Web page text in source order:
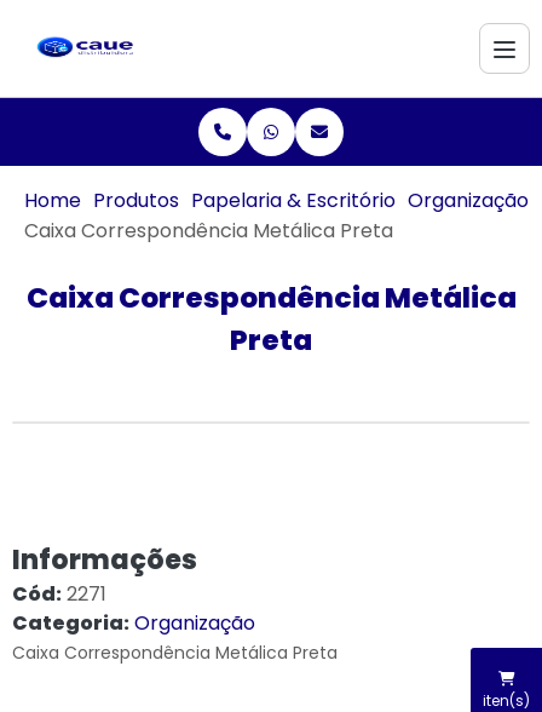
iten(s)
Home Produtos Papelaria & Escritório Organização
Caixa Correspondência Metálica Preta
Caixa Correspondência Metálica
Preta
Informações
Cód:2271
Categoria:Organização
Caixa Correspondência Metálica Preta